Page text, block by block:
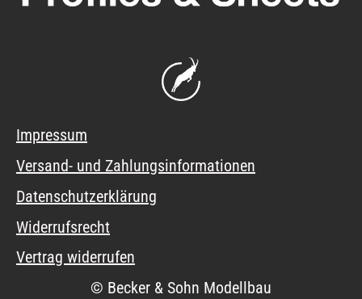
Impressum
Versand- und Zahlungsinformationen
Datenschutzerklärung
Widerrufsrecht
Vertrag widerrufen
© Becker & Sohn Modellbau